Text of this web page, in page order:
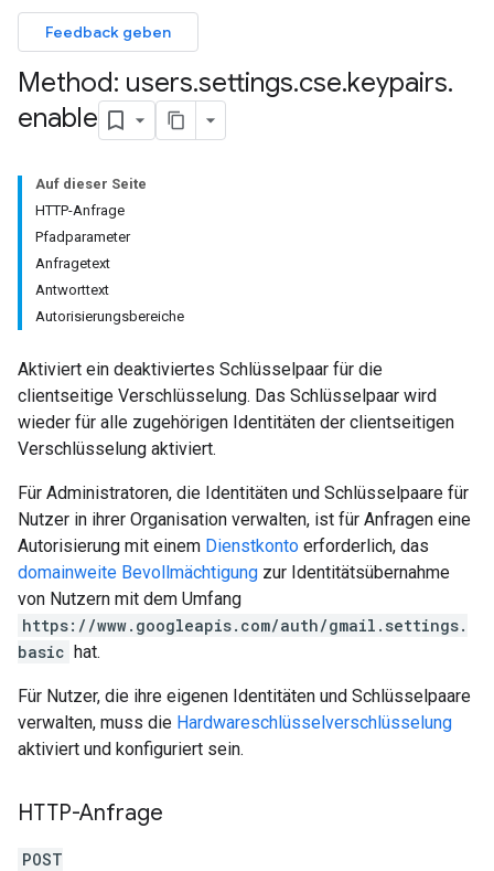
Feedback geben
Method: users.settings.cse.keypairs.
enable
Auf dieser Seite
HTTP-Anfrage
Pfadparameter
Anfragetext
Antworttext
Autorisierungsbereiche
Aktiviert ein deaktiviertes Schlüsselpaar für die
clientseitige Verschlüsselung. Das Schlüsselpaar wird
wieder für alle zugehörigen Identitäten der clientseitigen
Verschlüsselung aktiviert.
Für Administratoren, die Identitäten und Schlüsselpaare für
Nutzer in ihrer Organisation verwalten, ist für Anfragen eine
Autorisierung mit einem Dienstkonto erforderlich, das
domainweite Bevollmächtigung zur Identitätsübernahme
von Nutzern mit dem Umfang
https://www.googleapis.com/auth/gmail.settings.
basic hat.
Für Nutzer, die ihre eigenen Identitäten und Schlüsselpaare
verwalten, muss die Hardwareschlüsselverschlüsselung
aktiviert und konfiguriert sein.
HTTP-Anfrage
POST